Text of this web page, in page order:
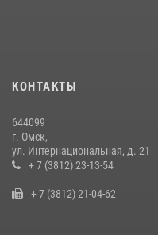
пилотирования БПЛА в Омске
Росгвардия подвела итоги
области
КОНТАКТЫ
644099
г. Омск,
ул. Интернациональная, д. 21
+ 7 (3812) 23-13-54
+ 7 (3812) 21-04-62